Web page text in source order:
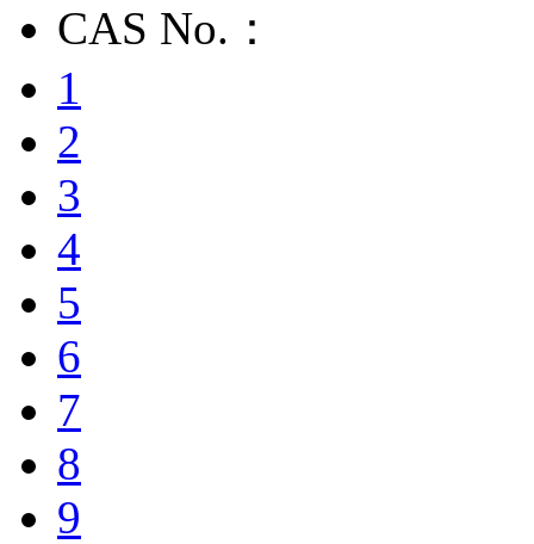
CAS No.：
1
2
3
4
5
6
7
8
9